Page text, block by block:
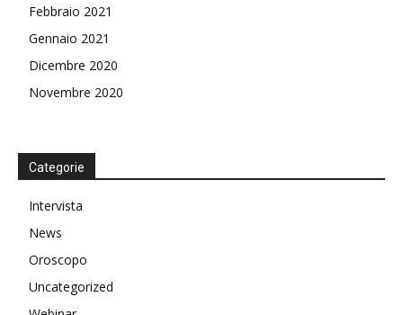
Febbraio 2021
Gennaio 2021
Dicembre 2020
Novembre 2020
Categorie
Intervista
News
Oroscopo
Uncategorized